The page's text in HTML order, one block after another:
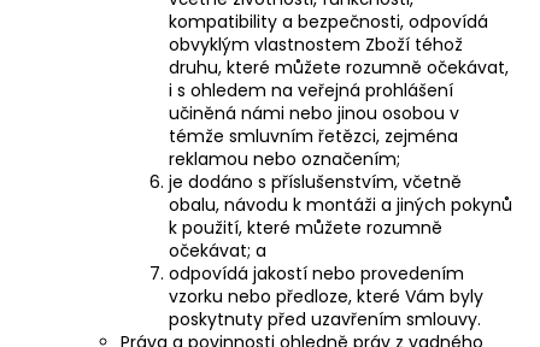
kompatibility a bezpečnosti, odpovídá
obvyklým vlastnostem Zboží téhož
druhu, které můžete rozumně očekávat,
i s ohledem na veřejná prohlášení
učiněná námi nebo jinou osobou v
témže smluvním řetězci, zejména
reklamou nebo označením;
je dodáno s příslušenstvím, včetně
obalu, návodu k montáži a jiných pokynů
k použití, které můžete rozumně
očekávat; a
odpovídá jakostí nebo provedením
vzorku nebo předloze, které Vám byly
poskytnuty před uzavřením smlouvy.
Práva a povinnosti ohledně práv z vadného